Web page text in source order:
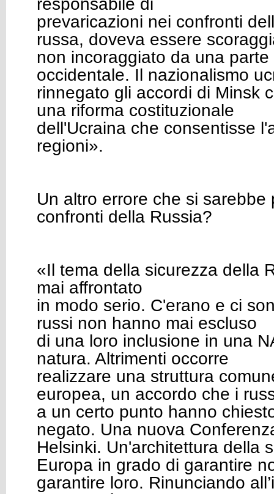
responsabile di
prevaricazioni nei confronti
russa, doveva essere
non incoraggiato da una
occidentale. Il nazionalismo
rinnegato gli accordi di Minsk
una riforma costituzionale
dell'Ucraina che consentisse
regioni».
Un altro errore che si sarebbe
confronti della Russia?
«Il tema della sicurezza della
mai affrontato
in modo serio. C'erano e ci
russi non hanno mai escluso
di una loro inclusione in una
natura. Altrimenti occorre
realizzare una struttura
europea, un accordo che i
a un certo punto hanno
negato. Una nuova
Helsinki. Un'architettura della
Europa in grado di garantire
garantire loro. Rinunciando